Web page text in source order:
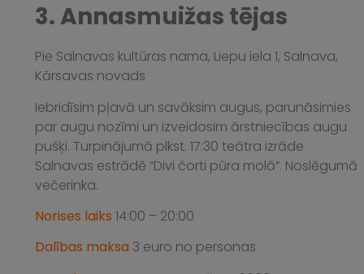
3. Annasmuižas tējas
Pie Salnavas kultūras nama, Liepu iela 1, Salnava,
Kārsavas novads
Iebridīsim pļavā un savāksim augus, parunāsimies
par augu nozīmi un izveidosim ārstniecības augu
pušķi. Turpinājumā plkst. 17:30 teātra izrāde
Salnavas estrādē “Divi čorti pūra molā”. Noslēgumā
večerinka.
Norises laiks 14:00 – 20:00
Dalības maksa 3 euro no personas